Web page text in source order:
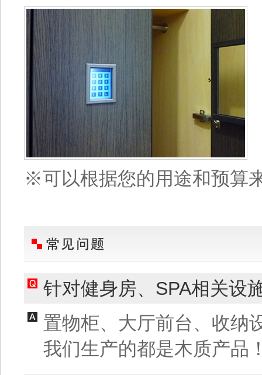
※可以根据您的用途和预算
针对健身房、SPA相关设
置物柜、大厅前台、收纳
我们生产的都是木质产品